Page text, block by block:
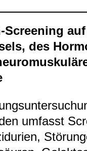
​Scree­ning
des
umfasst